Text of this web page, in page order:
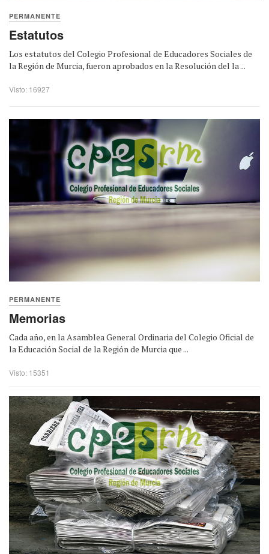
PERMANENTE
Estatutos
Los estatutos del Colegio Profesional de Educadores Sociales de
la Región de Murcia, fueron aprobados en la Resolución del la ...
Visto: 16927
PERMANENTE
Memorias
Cada año, en la Asamblea General Ordinaria del Colegio Oficial de
la Educación Social de la Región de Murcia que ...
Visto: 15351